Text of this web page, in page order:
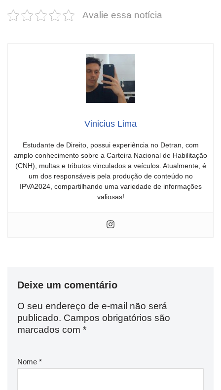
Avalie essa notícia
Vinicius Lima
Estudante de Direito, possui experiência no Detran, com
amplo conhecimento sobre a Carteira Nacional de Habilitação
(CNH), multas e tributos vinculados a veículos. Atualmente, é
um dos responsáveis pela produção de conteúdo no
IPVA2024, compartilhando uma variedade de informações
valiosas!
Deixe um comentário
O seu endereço de e-mail não será
publicado. Campos obrigatórios são
marcados com *
Nome *